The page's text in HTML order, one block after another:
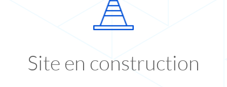
Site en construction